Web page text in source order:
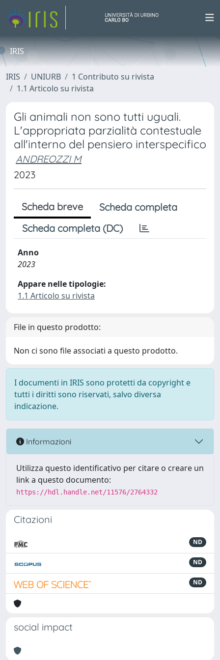
IRIS
IRIS UNIURB
1 Contributo su rivista
1.1 Articolo su rivista
Gli animali non sono tutti uguali.
L'appropriata parzialità contestuale
all'interno del pensiero interspecifico
ANDREOZZI M
2023
Scheda breve
Scheda completa
Scheda completa (DC)
Anno
2023
Appare nelle tipologie:
1.1 Articolo su rivista
File in questo prodotto:
Non ci sono file associati a questo prodotto.
I documenti in IRIS sono protetti da copyright e
tutti i diritti sono riservati, salvo diversa
indicazione.
Informazioni
Utilizza questo identificativo per citare o creare un
link a questo documento:
https://hdl.handle.net/11576/2764332
Citazioni
ND
ND
ND
social impact